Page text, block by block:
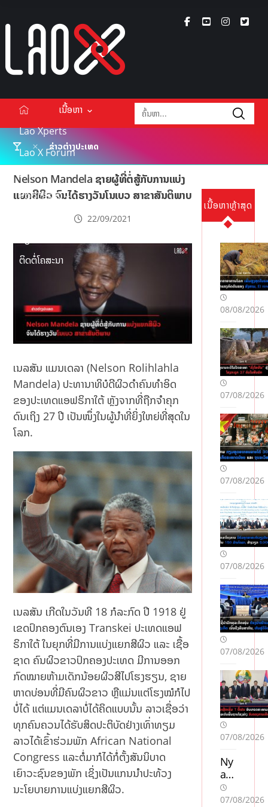
ເນື້ອຫາ
Lao Xperts
Lao X Forum
ວິດີໂອ
Podcasts
ຕິດຕໍ່ໂຄສະນາ
ຂ່າວຕ່າງປະເທດ
Nelson Mandela ຊາຍຜູ້ທີ່ຕໍ່ສູ້ກັບການແບ່ງ
ແຍກສີຜິວ ຈົນໄດ້ຮາງວັນໂນເບວ ສາຂາສັນຕິພາບ
22/09/2021
ເນລສັນ ແມນເດລາ (Nelson Rolihlahla
Mandela) ປະທານາທິບໍດີຜິວດຳຄົນທຳອິດ
ຂອງປະເທດແອຟຣິກາໃຕ້ ຫຼັງຈາກທີ່ຖືກຈຳຄຸກ
ດົນເຖິງ 27 ປີ ເປັນໜຶ່ງໃນຜູ້ນຳທີ່ຍິ່ງໃຫຍ່ທີ່ສຸດໃນ
ໂລກ.
ເນລສັນ ເກີດໃນວັນທີ 18 ກໍລະກົດ ປີ 1918 ຢູ່
ເຂດປົກຄອງຕົນເອງ Transkei ປະເທດແອຟ
ຣິກາໃຕ້ ໃນຍຸກທີ່ມີການແບ່ງແຍກສີຜິວ ແລະ ເຊື້ອ
ຊາດ ຄົນຜິວຂາວປົກຄອງປະເທດ ມີການອອກ
ກົດໝາຍຫ້າມເດັກນ້ອຍຜິວສີໄປໂຮງຮຽນ, ຊາຍ
ຫາດບ່ອນທີ່ມີຄົນຜິວຂາວ ຫຼືແມ່ນແຕ່ໂຮງໝໍກໍໄປ
ບໍ່ໄດ້ ແຕ່ແມນເດລາບໍ່ໄດ້ຄິດແບບນັ້ນ ລາວເຊື່ອວ່າ
ທຸກຄົນຄວນໄດ້ຮັບສິດປະຕິບັດຢ່າງເທົ່າທຽມ
ລາວໄດ້ເຂົ້າຮ່ວມພັກ African National
Congress ແລະຕໍ່ມາກໍໄດ້ກໍ່ຕັ້ງສັນນິບາດ
ເຍົາວະຊົນຂອງພັກ ເຊິ່ງເປັນແກນນຳປະທ້ວງ
ນະໂຍບາຍການແບ່ງແຍກສີຜິວ.
ເນື້ອຫາຫຼ້າສຸດ
08/08/2026
07/08/2026
07/08/2026
07/08/2026
07/08/2026
07/08/2026
Ny
a
cas
ino
07/08/2026